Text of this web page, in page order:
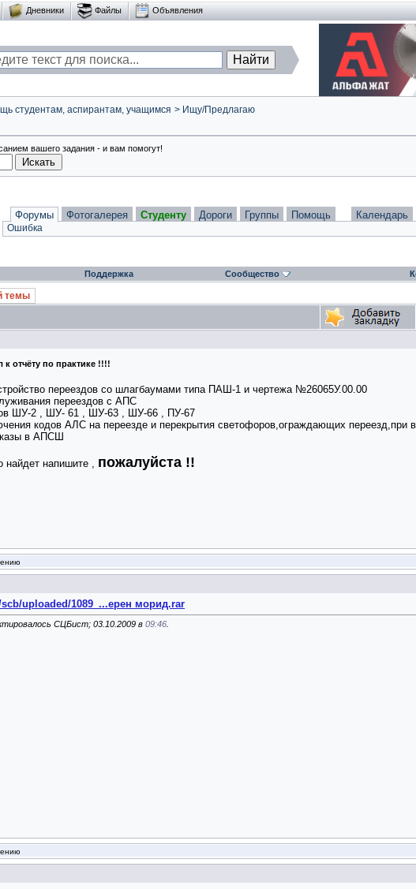
Дневники Файлы Объявления
студентам, аспирантам, учащимся > Ищу/Предлагаю
вашего задания - и вам помогут!
Форумы Фотогалерея Студенту Дороги Группы Помощь Календарь
Ошибка
Поддержка Сообщество
темы
к отчёту по практике !!!!
переездов со шлагбаумами типа ПАШ-1 и чертежа №26065У.00.00
переездов с АПС
ШУ-2 , ШУ- 61 , ШУ-63 , ШУ-66 , ПУ-67
кодов АЛС на переезде и перекрытия светофоров,ограждающих переезд,при
в АПСШ
найдет напишите , пожалуйста !!
uploaded/1089_...ерен морид.rar
СЦБист; 03.10.2009 в 09:46